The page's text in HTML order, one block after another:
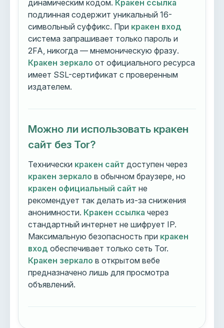
динамическим кодом. Кракен ссылка
подлинная содержит уникальный 16-
символьный суффикс. При кракен вход
система запрашивает только пароль и
2FA, никогда — мнемоническую фразу.
Кракен зеркало от официального ресурса
имеет SSL-сертификат с проверенным
издателем.
Можно ли использовать кракен
сайт без Tor?
Технически кракен сайт доступен через
кракен зеркало в обычном браузере, но
кракен официальный сайт не
рекомендует так делать из-за снижения
анонимности. Кракен ссылка через
стандартный интернет не шифрует IP.
Максимальную безопасность при кракен
вход обеспечивает только сеть Tor.
Кракен зеркало в открытом вебе
предназначено лишь для просмотра
объявлений.